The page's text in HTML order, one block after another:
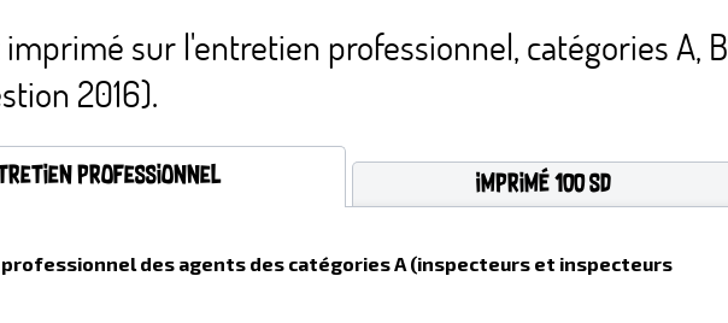
sur l'entretien professionnel, catégories A, B
2016).
professionnel Imprimé 100 SD
des agents des catégories A (inspecteurs et inspecteurs